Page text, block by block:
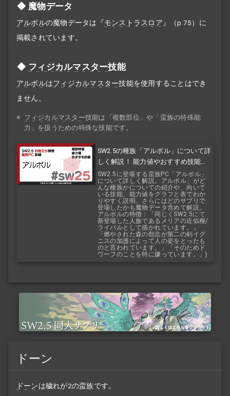
魔物データ
アルボルの魔物データは『モンストラスロア 』（p.75）に
掲載されています。
フィジカルマスター技能
アルボルはフィジカルマスター技能を使用することはでき
ません。
※ フィジカルマスター技能は「複数部位」や「蛮族の特殊能
力」を扱うための特殊な技能です。
SW2.5の種族「アルボル」について詳
しく解説！ 能力値やおすすめ技能な
どを紹介！ 『バルバロスレイジ』
『バルバロスサーガ』
SW2.5に登場する蛮族PC「アルボル」
について詳しく解説。アルボル」がど
んな種族かについての紹介や、向いて
いる技能、能力値をグラフと表でわか
りやすく説明、さらにはどのサプリで
登場したかも魔物データ含めて解説。
アルボルの特徴：「同じくSW2.5にて
新登場した人族であるメリアの近似種/
ライバルとして描かれています。」
「燃やされた森の怨念が第二の剣イグ
ニスの加護によって人の姿をとったも
のと言われています。」「そのためド
ワーフのことを特に嫌っています。」}
ドーン
ドーンは穢れが2の蛮族です。